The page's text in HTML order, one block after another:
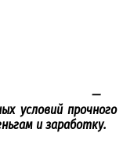
—
условий прочного
и заработку.